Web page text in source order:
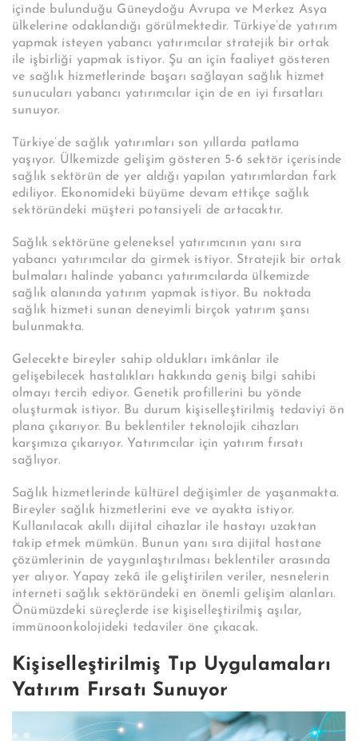
içinde bulunduğu Güneydoğu Avrupa ve Merkez Asya
ülkelerine odaklandığı görülmektedir. Türkiye’de yatırım
yapmak isteyen yabancı yatırımcılar stratejik bir ortak
ile işbirliği yapmak istiyor. Şu an için faaliyet gösteren
ve sağlık hizmetlerinde başarı sağlayan sağlık hizmet
sunucuları yabancı yatırımcılar için de en iyi fırsatları
sunuyor.
Türkiye’de sağlık yatırımları son yıllarda patlama
yaşıyor. Ülkemizde gelişim gösteren 5-6 sektör içerisinde
sağlık sektörün de yer aldığı yapılan yatırımlardan fark
ediliyor. Ekonomideki büyüme devam ettikçe sağlık
sektöründeki müşteri potansiyeli de artacaktır.
Sağlık sektörüne geleneksel yatırımcının yanı sıra
yabancı yatırımcılar da girmek istiyor. Stratejik bir ortak
bulmaları halinde yabancı yatırımcılarda ülkemizde
sağlık alanında yatırım yapmak istiyor. Bu noktada
sağlık hizmeti sunan deneyimli birçok yatırım şansı
bulunmakta.
Gelecekte bireyler sahip oldukları imkânlar ile
gelişebilecek hastalıkları hakkında geniş bilgi sahibi
olmayı tercih ediyor. Genetik profillerini bu yönde
oluşturmak istiyor. Bu durum kişiselleştirilmiş tedaviyi ön
plana çıkarıyor. Bu beklentiler teknolojik cihazları
karşımıza çıkarıyor. Yatırımcılar için yatırım fırsatı
sağlıyor.
Sağlık hizmetlerinde kültürel değişimler de yaşanmakta.
Bireyler sağlık hizmetlerini eve ve ayakta istiyor.
Kullanılacak akıllı dijital cihazlar ile hastayı uzaktan
takip etmek mümkün. Bunun yanı sıra dijital hastane
çözümlerinin de yaygınlaştırılması beklentiler arasında
yer alıyor. Yapay zekâ ile geliştirilen veriler, nesnelerin
interneti sağlık sektöründeki en önemli gelişim alanları.
Önümüzdeki süreçlerde ise kişiselleştirilmiş aşılar,
immünoonkolojideki tedaviler öne çıkacak.
Kişiselleştirilmiş Tıp Uygulamaları
Yatırım Fırsatı Sunuyor